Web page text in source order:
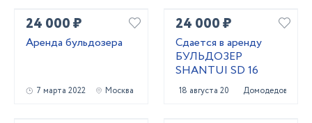
24 000 ₽
Аренда бульдозера
7 марта 2022 Москва
24 000 ₽
Сдается в аренду
БУЛЬДОЗЕР
SHANTUI SD 16
18 августа 2021 Домодедово